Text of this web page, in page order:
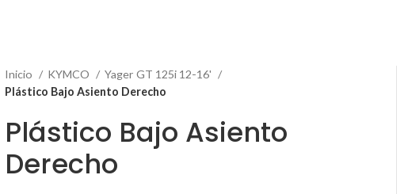
Inicio KYMCO
Yager GT 125i 12-16'
Plástico Bajo Asiento Derecho
Plástico Bajo Asiento
Derecho